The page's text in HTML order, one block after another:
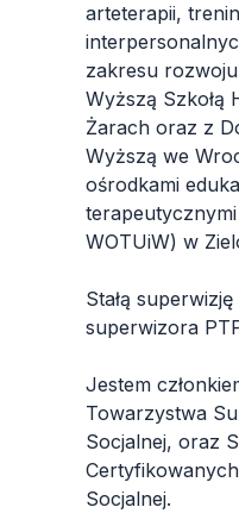
arteterapii,
zakresu
Wyższą Szkołą
Żarach oraz z
Wyższą we
ośrodkami
WOTUiW) w
Stałą
superwizora
Jestem
Towarzystwa
Socjalnej, oraz
Socjalnej.